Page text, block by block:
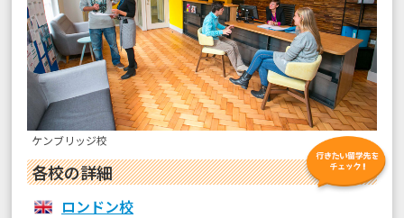
ケンブリッジ校
各校の詳細
ロンドン校